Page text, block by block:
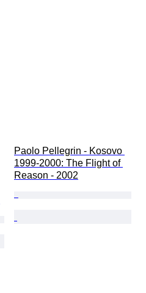
Paolo Pellegrin - Kosovo
1999-2000: The Flight of
Reason - 2002